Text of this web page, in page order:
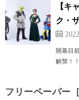
【キ
ク・
開幕目
解禁！
フリーペーパー